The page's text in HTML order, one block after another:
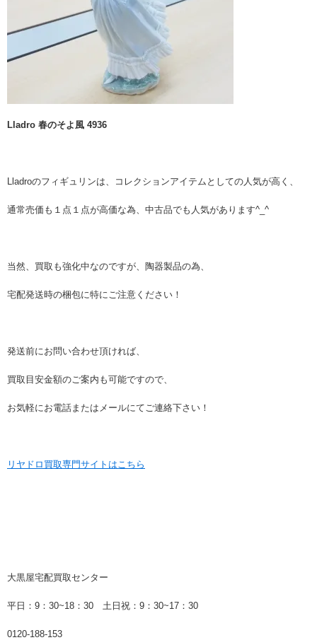
Lladro 春のそよ風 4936
Lladroのフィギュリンは、コレクションアイテムとしての人気が高く、
通常売価も１点１点が高価な為、中古品でも人気があります^_^
当然、買取も強化中なのですが、陶器製品の為、
宅配発送時の梱包に特にご注意ください！
発送前にお問い合わせ頂ければ、
買取目安金額のご案内も可能ですので、
お気軽にお電話またはメールにてご連絡下さい！
リヤドロ買取専門サイトはこちら
大黒屋宅配買取センター
平日：9：30~18：30 土日祝：9：30~17：30
0120-188-153